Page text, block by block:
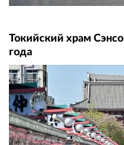
Токийский храм
года